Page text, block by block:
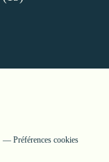
Préférences cookies